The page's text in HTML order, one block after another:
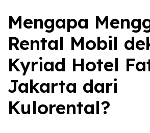
Mengapa
Rental Mobil
Kyriad Hotel
Jakarta dari
Kulorental?